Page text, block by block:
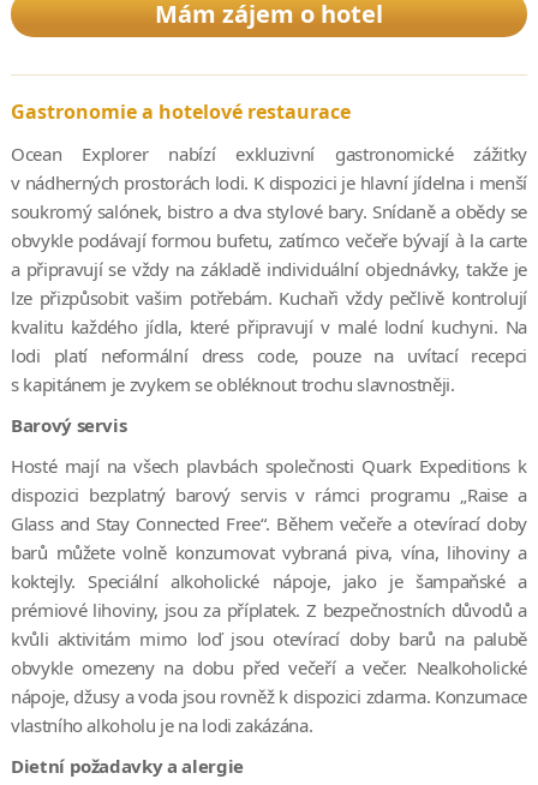
tisíců kachen a papuchalků. Cestou budete mít příležitost
pěších túrách. Za pomoci našich odborných průvodců se také
seznámíte s norskou, vikingskou, islandskou a grónskou
kulturou.
Iceland to Greenland: Total Solar Elipse
Příležitosti být svědky úplného zatmění Slunce jsou vzácné. S
Quark Expeditions máte šanci zažít ho v Arktidě – z paluby
polární lodi – je ještě vzácnější vzhledem k tomu, že poslední
úplné zatmění Slunce severně od polárního kruhu proběhlo v
roce 2015. Další se uskuteční 12. srpna 2026. 17 denní plavba
kromě pozorování úplného zatmění Slunce
zahrnuje prozkoumávání severovýchodního a jižního Grónska a
také návštěvu dvou nejsevernějších hlavních měst světa:
islandského hlavního města Reykjavíku (64°08′ severní šířky),
kde budete mít čas na prozkoumání, a Nuuku v Grónsku (64°11′
severní šířky), kde vystoupíte na charterový let zpět do
Reykjavíku. Na palubě bude světoznámý kartograf zatmění
Michael Zeiler, který prohloubí vaše znalosti o pozorování
zatmění, pozorovací astronomii a nebeské mechanice.
Northeast Greenland: Glaciers and Fjords
Prozkoumejte jednu z posledních nedotčených divočin na planetě
– a to za nepřetržitého denního světla. 11denní expedice Vás
zavede podél odlehlého severovýchodního pobřeží Grónska –
Mám zájem o hotel
Gastronomie a hotelové restaurace
Ocean Explorer nabízí exkluzivní gastronomické zážitky
v nádherných prostorách lodi. K dispozici je hlavní jídelna i menší
soukromý salónek, bistro a dva stylové bary. Snídaně a obědy se
obvykle podávají formou bufetu, zatímco večeře bývají à la carte
a připravují se vždy na základě individuální objednávky, takže je
lze přizpůsobit vašim potřebám. Kuchaři vždy pečlivě kontrolují
kvalitu každého jídla, které připravují v malé lodní kuchyni. Na
lodi platí neformální dress code, pouze na uvítací recepci
s kapitánem je zvykem se obléknout trochu slavnostněji.
Barový servis
Hosté mají na všech plavbách společnosti Quark Expeditions k
dispozici bezplatný barový servis v rámci programu „Raise a
Glass and Stay Connected Free“. Během večeře a otevírací doby
barů můžete volně konzumovat vybraná piva, vína, lihoviny a
koktejly. Speciální alkoholické nápoje, jako je šampaňské a
prémiové lihoviny, jsou za příplatek. Z bezpečnostních důvodů a
kvůli aktivitám mimo loď jsou otevírací doby barů na palubě
obvykle omezeny na dobu před večeří a večer. Nealkoholické
nápoje, džusy a voda jsou rovněž k dispozici zdarma. Konzumace
vlastního alkoholu je na lodi zakázána.
Dietní požadavky a alergie